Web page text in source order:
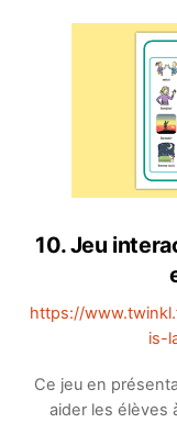
10. Jeu
https://
is-
Ce jeu en
aider les élèves